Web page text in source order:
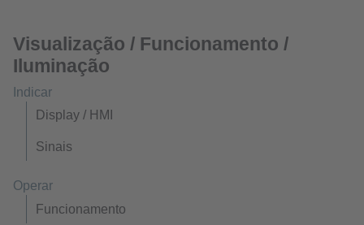
Visualização / Funcionamento /
Iluminação
Indicar
Display / HMI
Sinais
Operar
Funcionamento